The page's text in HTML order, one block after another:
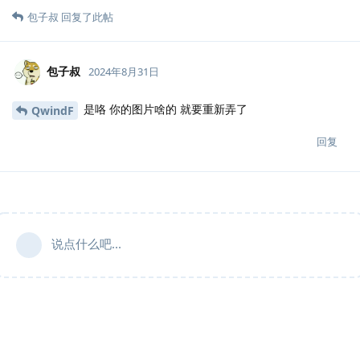
包子叔 回复了此帖
包子叔 2024年8月31日
QwindF 是咯 你的图片啥的 就要重新弄了
回复
说点什么吧...